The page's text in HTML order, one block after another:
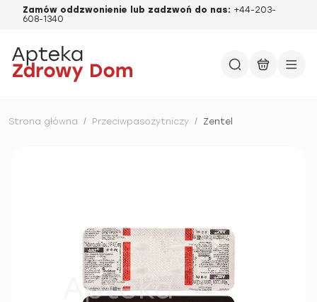
Zamów oddzwonienie lub zadzwoń do nas: +44-203-
608-1340
Strona główna / Przeciwpasożytniczy / Zentel